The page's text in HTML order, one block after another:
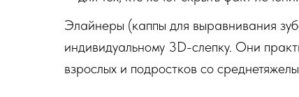
Элайнеры (каппы для выравнивания
индивидуальному 3D-слепку. Они
взрослых и подростков со